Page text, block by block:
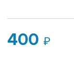
400